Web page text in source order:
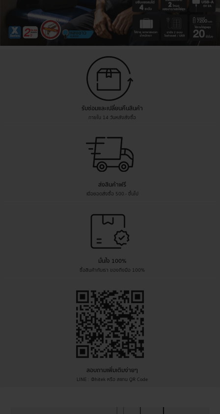
รับซ่อมและเปลี่ยนคืนสินค้า
ภายใน 14 วันหลังสั่งซื้อ
ส่งสินค้าฟรี
เมื่อยอดสั่งซื้อ 500.- ขึ้นไป
มั่นใจ 100%
ซื้อสินค้ากับเรา ของถึงมือ 100%
สอบถามเพิ่มเติมง่ายๆ
LINE : @hitek หรือ สแกน QR Code